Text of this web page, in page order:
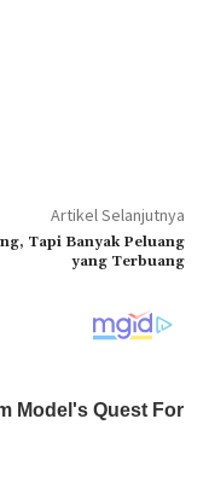
Artikel Selanjutnya
Tapi Banyak Peluang
yang Terbuang